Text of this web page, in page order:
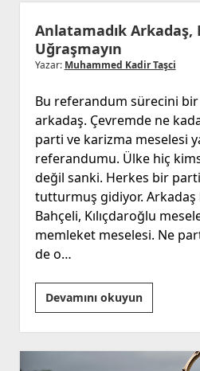
Anlatamadık Arkadaş,
Uğraşmayın
Yazar: Muhammed Kadir Taşci
Bu referandum sürecini
arkadaş. Çevremde ne
parti ve karizma meselesi
referandumu. Ülke hiç
değil sanki. Herkes bir
tutturmuş gidiyor. Arkadaş
Bahçeli, Kılıçdaroğlu
memleket meselesi. Ne
de o…
Devamını okuyun
Arkadaş,
Boşuna